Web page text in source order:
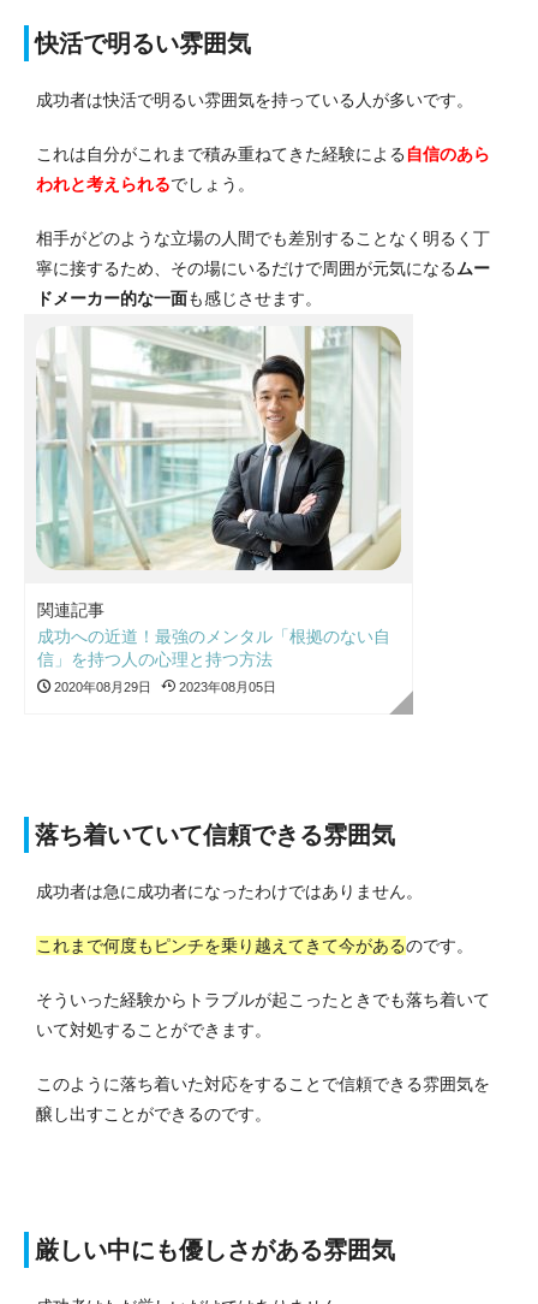
快活で明るい雰囲気
成功者は快活で明るい雰囲気を持っている人が多いです。
これは自分がこれまで積み重ねてきた経験による 自信のあら
われと考えられるでしょう。
相手がどのような立場の人間でも差別することなく明るく丁
寧に接するため、その場にいるだけで周囲が元気になるムー
ドメーカー的な一面も感じさせます。
関連記事
成功への近道！最強のメンタル「根拠のない自
信」を持つ人の心理と持つ方法
2020年08月29日 2023年08月05日
落ち着いていて信頼できる雰囲気
成功者は急に成功者になったわけではありません。
これまで何度もピンチを乗り越えてきて今があるのです。
そういった経験からトラブルが起こったときでも落ち着いて
いて対処することができます。
このように落ち着いた対応をすることで信頼できる雰囲気を
醸し出すことができるのです。
厳しい中にも優しさがある雰囲気